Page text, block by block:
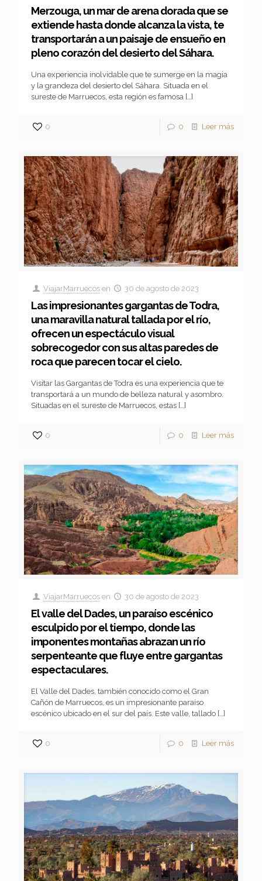
Merzouga, un mar de arena dorada que se
extiende hasta donde alcanza la vista, te
transportarán a un paisaje de ensueño en
pleno corazón del desierto del Sáhara.
Una experiencia inolvidable que te sumerge en la magia
y la grandeza del desierto del Sáhara. Situada en el
sureste de Marruecos, esta región es famosa […]
0 0 Leer más
ViajarMarruecos en 30 de agosto de 2023
Las impresionantes gargantas de Todra,
una maravilla natural tallada por el río,
ofrecen un espectáculo visual
sobrecogedor con sus altas paredes de
roca que parecen tocar el cielo.
Visitar las Gargantas de Todra es una experiencia que te
transportará a un mundo de belleza natural y asombro.
Situadas en el sureste de Marruecos, estas […]
0 0 Leer más
ViajarMarruecos en 30 de agosto de 2023
El valle del Dades, un paraíso escénico
esculpido por el tiempo, donde las
imponentes montañas abrazan un río
serpenteante que fluye entre gargantas
espectaculares.
El Valle del Dades, también conocido como el Gran
Cañón de Marruecos, es un impresionante paraíso
escénico ubicado en el sur del país. Este valle, tallado […]
0 0 Leer más